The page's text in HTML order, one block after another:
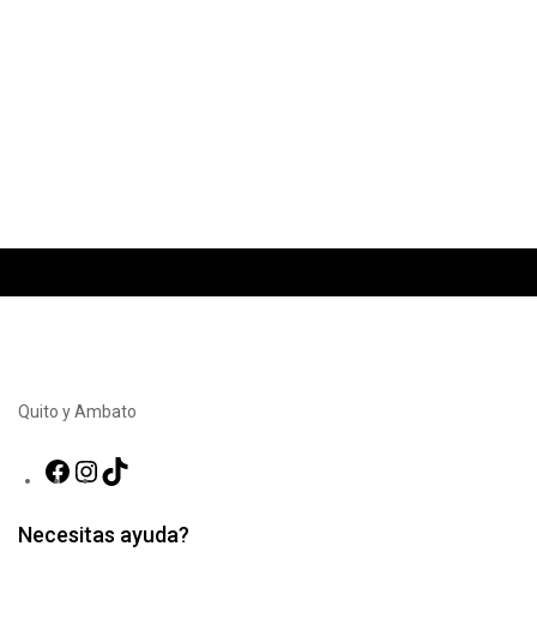
Quito y Ambato
Facebook
Instagram
Necesitas ayuda?